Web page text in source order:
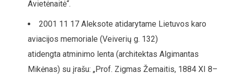
Avietėnaitė“.
2001 11 17 Aleksote atidarytame Lietuvos karo
aviacijos memoriale (Veiverių g. 132)
atidengta atminimo lenta (architektas Algimantas
Mikėnas) su įrašu: „Prof. Zigmas Žemaitis, 1884 XI 8–